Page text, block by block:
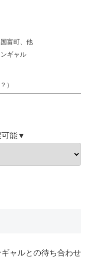
富町、他
ギャル
）
可能▼
ャルとの待ち合わせ